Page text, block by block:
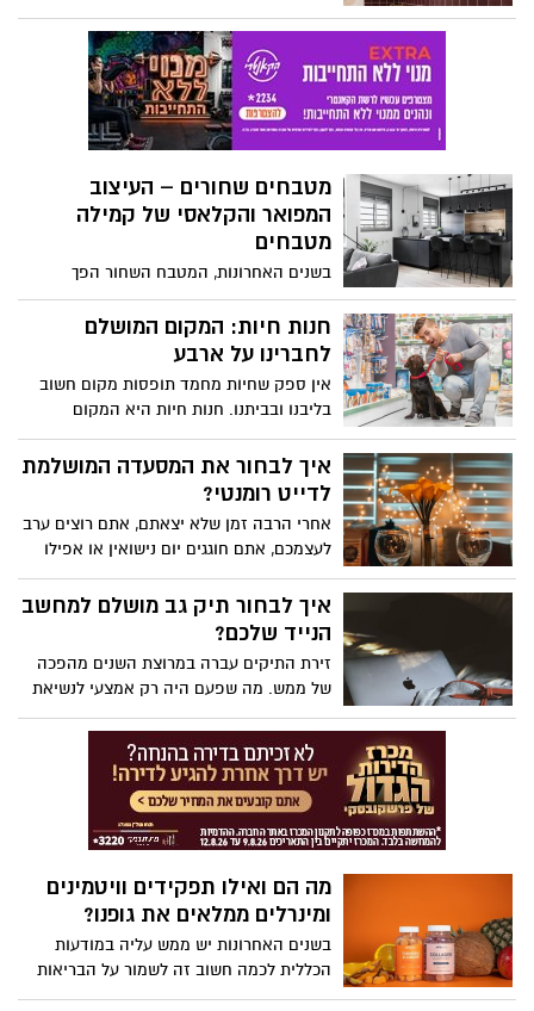
האפשרויות השונות, הסגנונות והפונקציות
המגוונות הקיימות בשוק. אך אל דאגה, בעזרת
מספר טיפים פשוטים תוכלו למצוא את קולט
האדים המושלם שיתאים בדיוק לצרכים שלכם
ויעזור לשדרג את המטבח שלכם מבחינת
עיצוב ופונקציונליות.
מטבחים שחורים – העיצוב
המפואר והקלאסי של קמילה
מטבחים
בשנים האחרונות, המטבח השחור הפך
לבחירה פופולרית בעיצוב פנים, והופך כל חלל
לבית לפרטי ומרשים. חברת קמילה מטבחים,
המתמחה בעיצובים יוקרתיים ומודרניים,
התחכום והאלגנטיות לכל בית. אם אתם
מחפשים מטבח שימשוך תשומת לב וישדר
הבחירה המושלמת עבורכם.
חנות חיות: המקום המושלם
לחברינו על ארבע
אין ספק שחיות מחמד תופסות מקום חשוב
בליבנו ובביתנו. חנות חיות היא המקום
המושלם להעניק לחיות המחמד שלנו את כל
מה שהן צריכות, תוך שמירה על רמת שירות
גבוהה והרגשה ביתית. במאמר זה נסקור אילו
לכלבים ולחתולים, עם דגש על טיב השירות
והרגשה נוחה לכל לקוח.
איך לבחור את המסעדה המושלמת
לדייט רומנטי?
אחרי הרבה זמן שלא יצאתם, אתם רוצים ערב
לעצמכם, אתם חוגגים יום נישואין או אפילו
דייט ראשון וחשוב לכם להשקיע, עכשיו כל
שנותר לכם הוא למצוא את המסעדה
המושלמת לכך. לא כל מסעדה רומנטית ולא
ויוקרתית שתקפיץ את הערב שלכם כמה
רמות, אז איך בוחרים את האחת המתאימה?
הכנו לכם את כל מה שאתם צריכים לדעת.
איך לבחור תיק גב מושלם למחשב
הנייד שלכם?
זירת התיקים עברה במרוצת השנים מהפכה
של ממש. מה שפעם היה רק אמצעי לנשיאת
חפצים, הוא היום פריט אופנה מרכזי ותיקי
המחשב הנייד, בפרט, מייצגים את השילוב
המושלם בין פונקציונליות ואסתטיקה מסוגננת
מה הם ואילו תפקידים וויטמינים
ומינרלים ממלאים את גופנו?
בשנים האחרונות יש ממש עליה במודעות
הכללית לכמה חשוב זה לשמור על הבריאות
שלנו. אנחנו הרי חיים בעולם מאוד לא בריא.